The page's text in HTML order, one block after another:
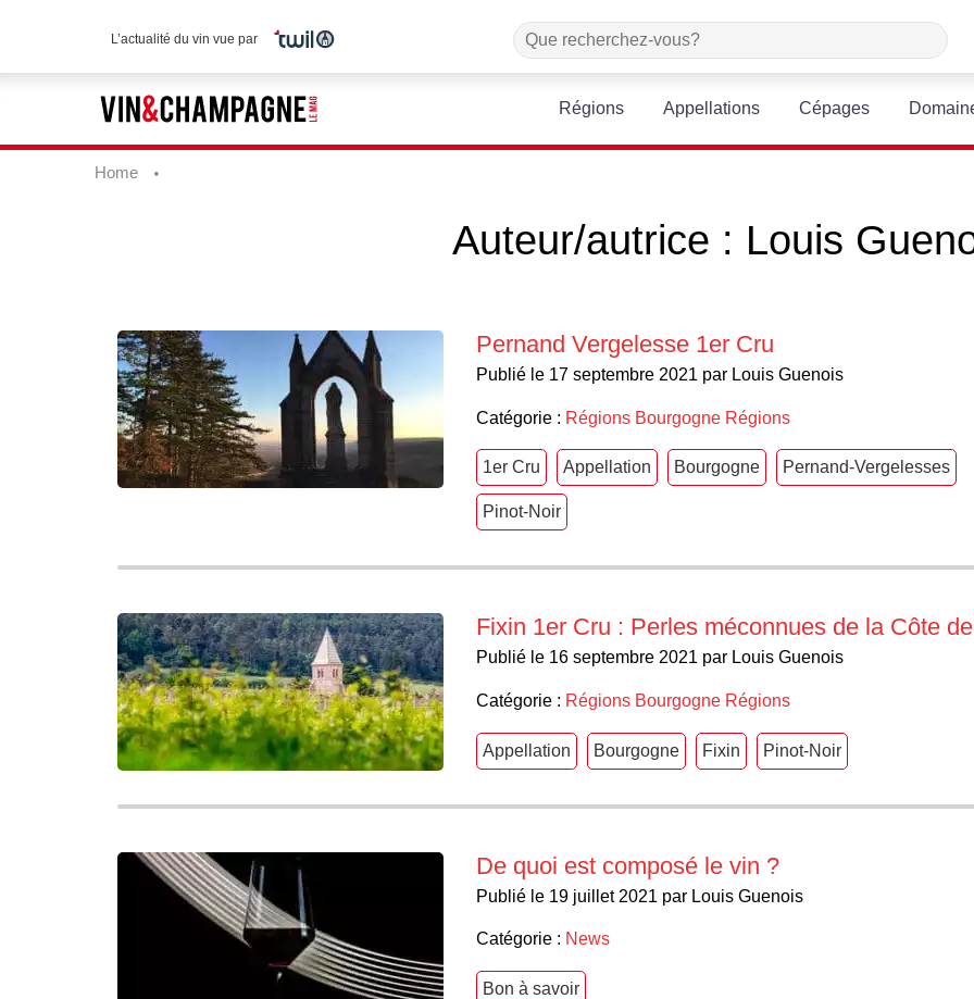
L’actualité du vin vue par
Régions Appellations Cépages
Home
Auteur/autrice : Louis
Pernand Vergelesse 1er Cru
Publié le 17 septembre 2021 par Louis Guenois
Catégorie : Régions Bourgogne Régions
1er Cru Appellation Bourgogne Pernand-Vergelesses
Pinot-Noir
Fixin 1er Cru : Perles méconnues de la Côte
Publié le 16 septembre 2021 par Louis Guenois
Catégorie : Régions Bourgogne Régions
Appellation Bourgogne Fixin Pinot-Noir
De quoi est composé le vin ?
Publié le 19 juillet 2021 par Louis Guenois
Catégorie : News
Bon à savoir